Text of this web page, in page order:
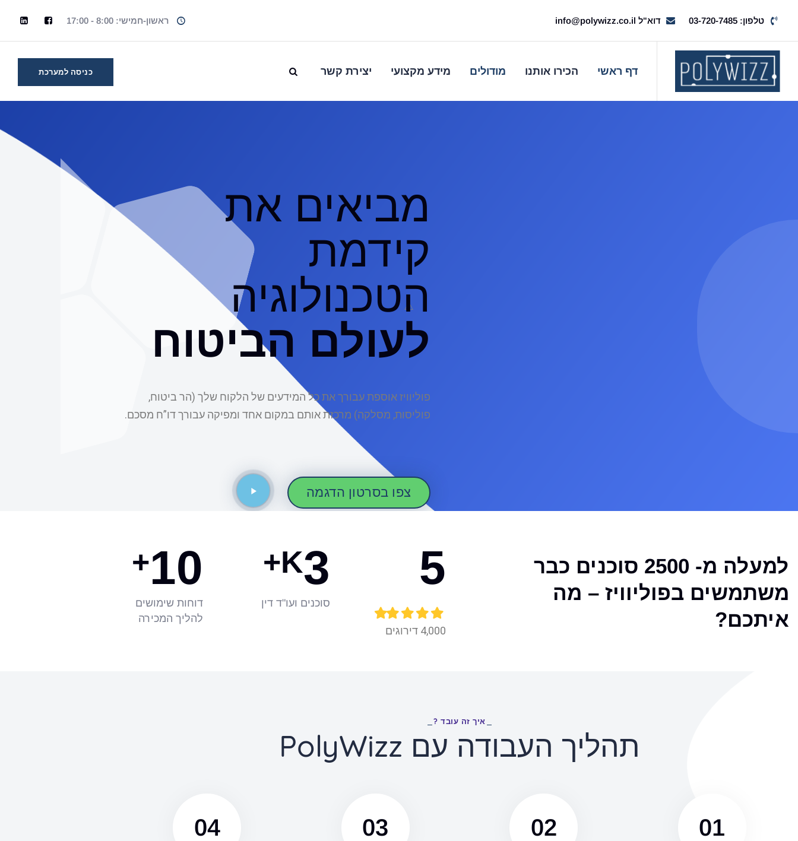
טלפון: 03-720-7485 דוא"ל info@polywizz.co.il ראשון-חמישי: 8:00 - 17:00
דף ראשי הכירו אותנו מודולים מידע מקצועי יצירת קשר כניסה למערכת
מביאים את
קידמת
הטכנולוגיה
לעולם הביטוח
פוליוויז אוספת עבורך את כל המידעים של הלקוח שלך (הר ביטוח,
פוליסות, מסלקה) מרכזת אותם במקום אחד ומפיקה עבורך דו”ח מסכם.
צפו בסרטון הדגמה
למעלה מ- 2500 סוכנים כבר
משתמשים בפוליוויז – מה
איתכם?
5
4,000 דירוגים
3
K+
סוכנים ועו"ד דין
10
+
דוחות שימושים
להליך המכירה
איך זה עובד ?
תהליך העבודה עם PolyWizz
01
02
03
04